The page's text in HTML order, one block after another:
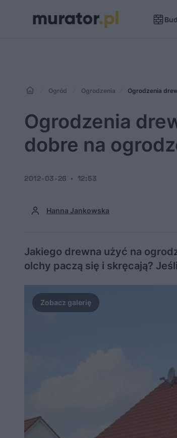
Ogród Ogrodzenia Ogrodzenia
Ogrodzenia
dobre na
Hanna Jankowska
2012-03-26 12:53
Jakiego drewna użyć na
olchy paczą się i skręcają?